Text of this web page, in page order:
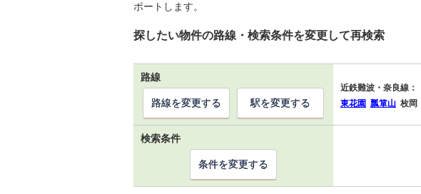
ポートします。
探したい物件の路線・検索条件を変更して再検索
路線
近鉄難波・奈良線：
東花園 瓢箪山 枚岡
路線を変更する 駅を変更する
検索条件
条件を変更する